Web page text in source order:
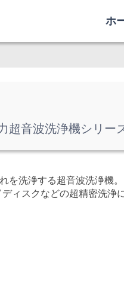
ホ
超音波洗浄機シリー
を洗浄する超音波洗浄機
ィスクなどの超精密洗浄